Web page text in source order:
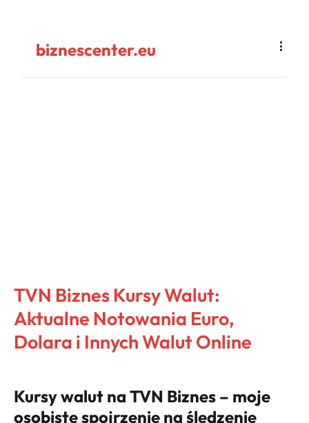
biznescenter.eu
TVN Biznes Kursy Walut:
Aktualne Notowania Euro,
Dolara i Innych Walut Online
Kursy walut na TVN Biznes – moje
osobiste spojrzenie na śledzenie